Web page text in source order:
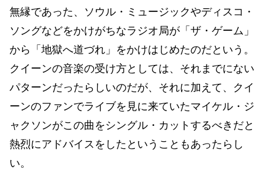
無縁であった、ソウル・ミュージックやディスコ・
ソングなどをかけがちなラジオ局が「ザ・ゲーム」
から「地獄へ道づれ」をかけはじめたのだという。
クイーンの音楽の受け方としては、それまでにない
パターンだったらしいのだが、それに加えて、クイ
ーンのファンでライブを見に来ていたマイケル・ジ
ャクソンがこの曲をシングル・カットするべきだと
熱烈にアドバイスをしたということもあったらし
い。